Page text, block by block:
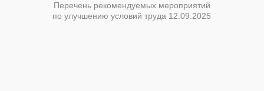
Перечень рекомендуемых мероприятий
по улучшению условий труда 12.09.2025